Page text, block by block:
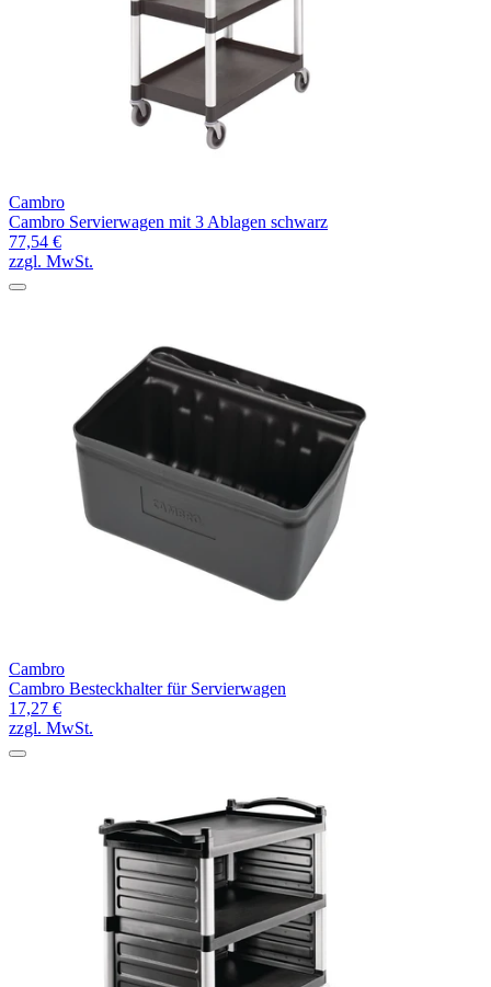
Cambro
Cambro Servierwagen mit 3 Ablagen schwarz
77,54 €
zzgl. MwSt.
Cambro
Cambro Besteckhalter für Servierwagen
17,27 €
zzgl. MwSt.